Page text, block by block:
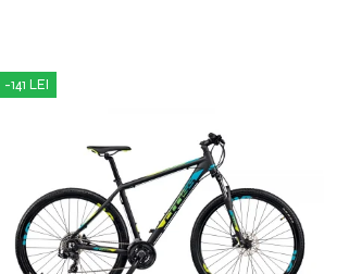
-141 LEI